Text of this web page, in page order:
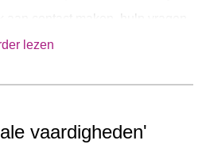
aan contact maken, hulp vragen,
met kritiek. In elke sessie
gekregen om beter om te
lezen
vaardigheden'